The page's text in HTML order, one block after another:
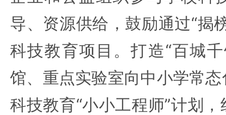
导、资源供给，鼓励通过“揭
科技教育项目。打造“百城
馆、重点实验室向中小学常
科技教育“小小工程师”计划